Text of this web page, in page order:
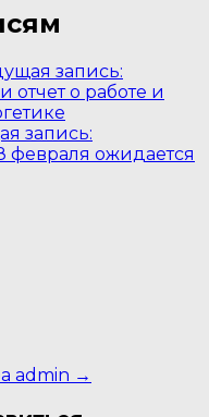
запись:
о работе и
запись:
ожидается
admin →